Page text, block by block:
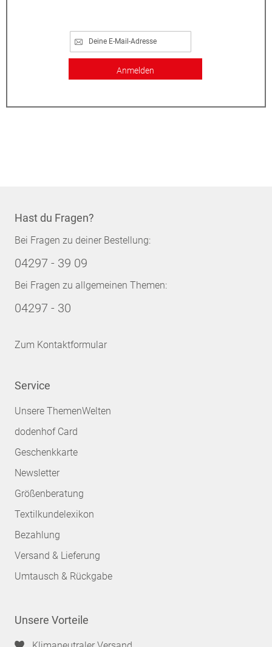
Anmelden
Hast du Fragen?
Bei Fragen zu deiner Bestellung:
04297 - 39 09
Bei Fragen zu allgemeinen Themen:
04297 - 30
Zum Kontaktformular
Service
Unsere ThemenWelten
dodenhof Card
Geschenkkarte
Newsletter
Größenberatung
Textilkundelexikon
Bezahlung
Versand & Lieferung
Umtausch & Rückgabe
Unsere Vorteile